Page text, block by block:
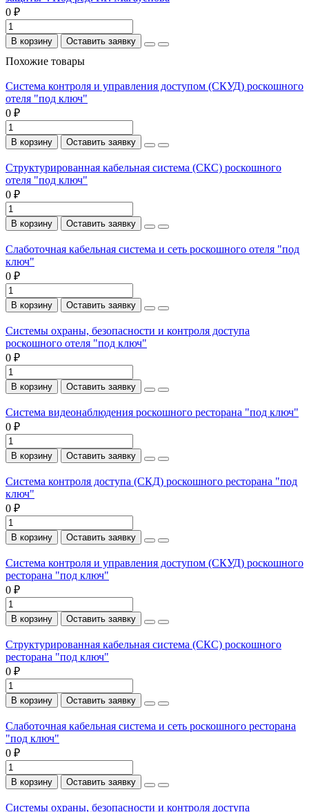
0 ₽
В корзину Оставить заявку
Похожие товары
Система контроля и управления доступом (СКУД) роскошного
отеля "под ключ"
0 ₽
В корзину Оставить заявку
Структурированная кабельная система (СКС) роскошного
отеля "под ключ"
0 ₽
В корзину Оставить заявку
Слаботочная кабельная система и сеть роскошного отеля "под
ключ"
0 ₽
В корзину Оставить заявку
Системы охраны, безопасности и контроля доступа
роскошного отеля "под ключ"
0 ₽
В корзину Оставить заявку
Система видеонаблюдения роскошного ресторана "под ключ"
0 ₽
В корзину Оставить заявку
Система контроля доступа (СКД) роскошного ресторана "под
ключ"
0 ₽
В корзину Оставить заявку
Система контроля и управления доступом (СКУД) роскошного
ресторана "под ключ"
0 ₽
В корзину Оставить заявку
Структурированная кабельная система (СКС) роскошного
ресторана "под ключ"
0 ₽
В корзину Оставить заявку
Слаботочная кабельная система и сеть роскошного ресторана
"под ключ"
0 ₽
В корзину Оставить заявку
Системы охраны, безопасности и контроля доступа